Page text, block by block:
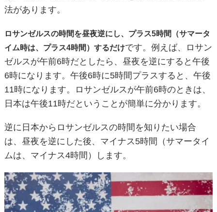
法があります。
ロサンゼルスの時間を昼夜逆にし、プラス5時間（サマータ
イム時は、プラス4時間）するだけです。例えば、ロサン
ゼルスが午前6時だとしたら、昼夜を逆にすると午後
6時になります。午後6時に5時間プラスすると、午後
11時になります。ロサンゼルスが午前6時のときは、
日本は午後11時だということが簡単に分かります。
逆に日本からロサンゼルスの時間を知りたい場合
は、昼夜を逆にした後、マイナス5時間（サマータイ
ムは、マイナス4時間）します。